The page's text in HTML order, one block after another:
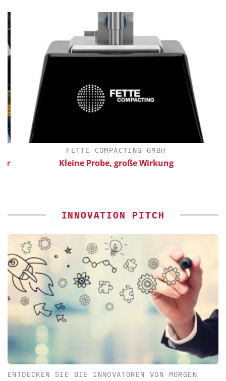
FETTE COMPACTING GMBH
Kleine Probe, große Wirkung
INNOVATION PITCH
ENTDECKEN SIE DIE INNOVATOREN VON MORGEN